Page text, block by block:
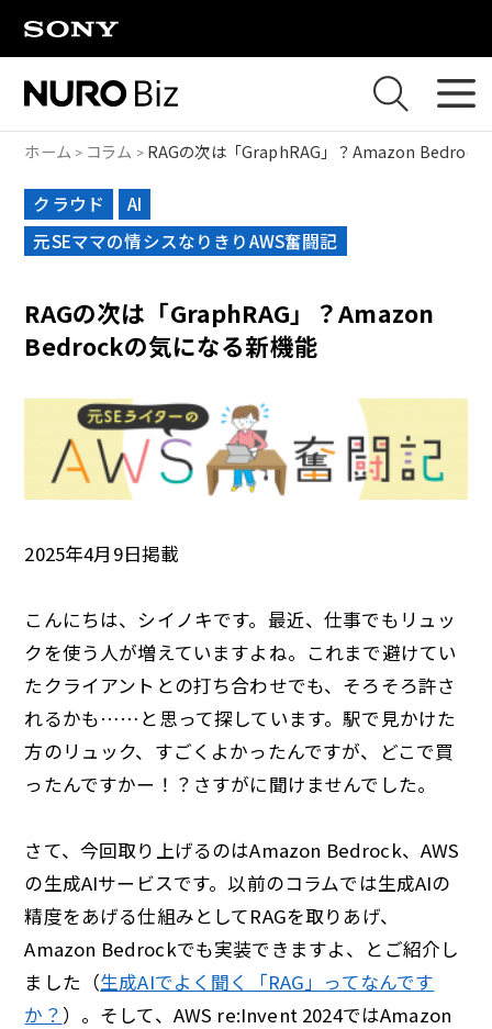
ホーム コラム RAGの次は「GraphRAG」？Amazon Bedrock
クラウド
AI
元SEママの情シスなりきりAWS奮闘記
RAGの次は「GraphRAG」？Amazon
Bedrockの気になる新機能
2025年4月9日掲載
こんにちは、シイノキです。最近、仕事でもリュッ
クを使う人が増えていますよね。これまで避けてい
たクライアントとの打ち合わせでも、そろそろ許さ
れるかも……と思って探しています。駅で見かけた
方のリュック、すごくよかったんですが、どこで買
ったんですかー！？さすがに聞けませんでした。
さて、今回取り上げるのはAmazon Bedrock、AWS
の生成AIサービスです。以前のコラムでは生成AIの
精度をあげる仕組みとしてRAGを取りあげ、
Amazon Bedrockでも実装できますよ、とご紹介し
ました（生成AIでよく聞く「RAG」ってなんです
か？ ）。そして、AWS re:Invent 2024ではAmazon